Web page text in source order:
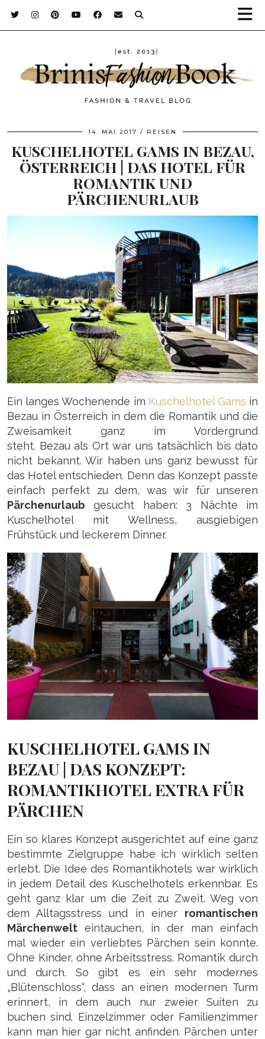
14. MAI 2017 REISEN
KUSCHELHOTEL GAMS IN BEZAU,
ÖSTERREICH | DAS HOTEL FÜR
ROMANTIK UND
PÄRCHENURLAUB
Ein langes Wochenende im Kuschelhotel Gams in
Bezau in Österreich in dem die Romantik und die
Zweisamkeit ganz im Vordergrund
steht. Bezauals Ort war uns tatsächlich bis dato
nicht bekannt. Wir haben uns ganz bewusst für
das Hotel entschieden. Denn das Konzept passte
einfach perfekt zu dem, was wir für unseren
Pärchenurlaub gesucht haben: 3 Nächte im
Kuschelhotel mit Wellness, ausgiebigen
Frühstück und leckerem Dinner.
KUSCHELHOTEL GAMS IN
BEZAU | DAS KONZEPT:
ROMANTIKHOTEL EXTRA FÜR
PÄRCHEN
Ein so klares Konzept ausgerichtet auf eine ganz
bestimmte Zielgruppe habe ich wirklich selten
erlebt. Die Idee des Romantikhotels war wirklich
in jedem Detail des Kuschelhotels erkennbar. Es
geht ganz klar um die Zeit zu Zweit. Weg von
dem Alltagsstress und in einer romantischen
Märchenwelt eintauchen, in der man einfach
mal wieder ein verliebtes Pärchen sein konnte.
Ohne Kinder, ohne Arbeitsstress. Romantik durch
und durch. So gibt es ein sehr modernes
„Blütenschloss“, dass an einen modernen Turm
erinnert, in dem auch nur zweier Suiten zu
buchen sind. Einzelzimmer oder Familienzimmer
kann man hier gar nicht anfinden. Pärchen unter